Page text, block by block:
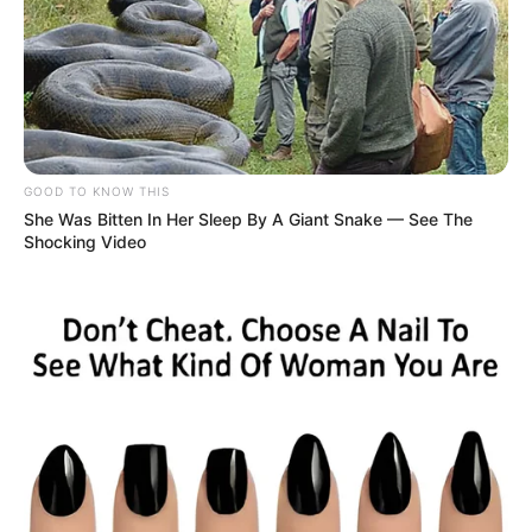
O Nubank, que opera como instituição de pagamento há mais
de doze anos
, foi diretamente atingido. A saída encontrada foi
estratégica:
solicitar uma licença bancária plena , o que permitirá
expandir serviços e operar com maior controle regulatório —
GOOD TO KNOW THIS
She Was Bitten In Her Sleep By A Giant Snake — See The
Shocking Video